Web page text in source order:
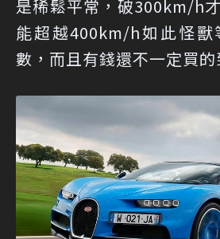
是稀鬆平常，破300km/h
能超越400km/h如此怪獸
數，而且有錢還不一定買的